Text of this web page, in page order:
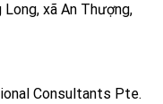
xã An Thượng,
Consultants Pte.